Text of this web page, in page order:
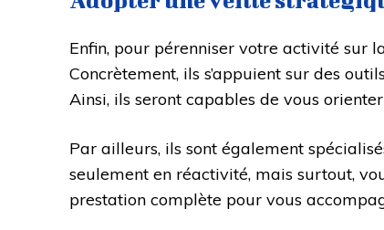
Enfin, pour pérenniser votre activité sur
Concrètement, ils s’appuient sur des
Ainsi, ils seront capables de vous
Par ailleurs, ils sont également
seulement en réactivité, mais surtout,
prestation complète pour vous